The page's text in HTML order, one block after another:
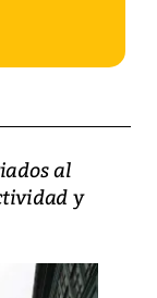
al
y